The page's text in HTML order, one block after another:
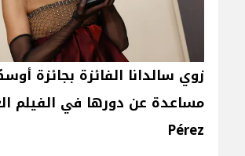
زوي سالدانا الفائزة بجائزة
Pérez